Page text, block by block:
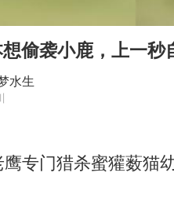
儿子陪躺平老
几元成本 千万
人民的健康、体
偷袭小鹿，上一
水生
专门猎杀蜜獾薮猫